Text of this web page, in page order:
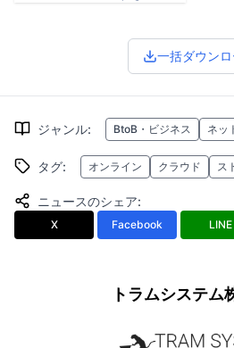
一括ダウンロ
ジャンル: BtoB・ビジネス ネッ
タグ: オンライン クラウド ス
ニュースのシェア:
X Facebook LINE
トラムシステム